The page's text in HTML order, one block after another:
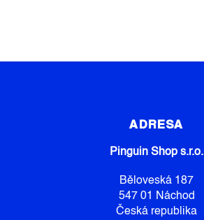
ADRESA
Pinguin Shop s.r.o.
Běloveská 187
547 01 Náchod
Česká republika